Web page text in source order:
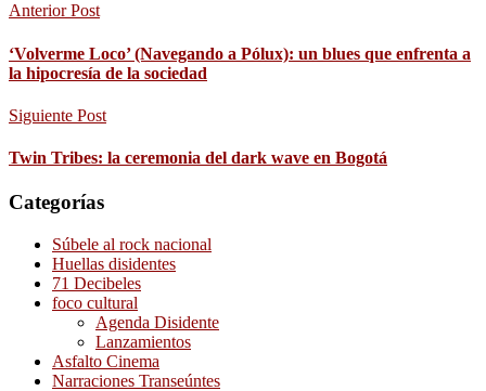
Anterior Post
‘Volverme Loco’ (Navegando a Pólux): un blues que enfrenta a
la hipocresía de la sociedad
Siguiente Post
Twin Tribes: la ceremonia del dark wave en Bogotá
Categorías
Súbele al rock nacional
Huellas disidentes
71 Decibeles
foco cultural
Agenda Disidente
Lanzamientos
Asfalto Cinema
Narraciones Transeúntes